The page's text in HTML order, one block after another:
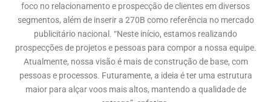
foco no relacionamento e prospecção de clientes em diversos
segmentos, além de inserir a 270B como referência no mercado
publicitário nacional. “Neste início, estamos realizando
prospecções de projetos e pessoas para compor a nossa equipe.
Atualmente, nossa visão é mais de construção de base, com
pessoas e processos. Futuramente, a ideia é ter uma estrutura
maior para alçar voos mais altos, mantendo a qualidade de